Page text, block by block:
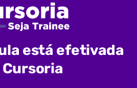
está efetivada
Cursoria